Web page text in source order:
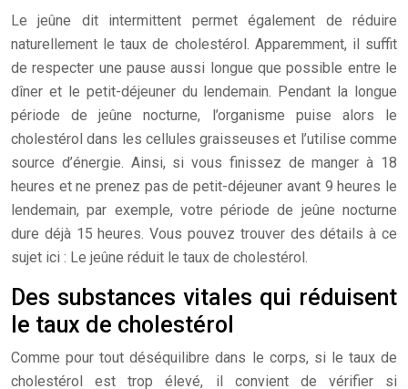
Le jeûne dit intermittent permet également de réduire
naturellement le taux de cholestérol. Apparemment, il suffit
de respecter une pause aussi longue que possible entre le
dîner et le petit-déjeuner du lendemain. Pendant la longue
période de jeûne nocturne, l’organisme puise alors le
cholestérol dans les cellules graisseuses et l’utilise comme
source d’énergie. Ainsi, si vous finissez de manger à 18
heures et ne prenez pas de petit-déjeuner avant 9 heures le
lendemain, par exemple, votre période de jeûne nocturne
dure déjà 15 heures. Vous pouvez trouver des détails à ce
sujet ici : Le jeûne réduit le taux de cholestérol.
Des substances vitales qui réduisent
le taux de cholestérol
Comme pour tout déséquilibre dans le corps, si le taux de
cholestérol est trop élevé, il convient de vérifier si